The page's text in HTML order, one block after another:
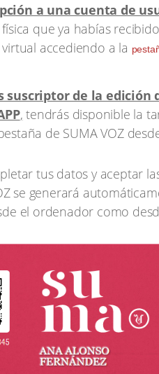
a una cuenta de
que ya habías
accediendo a la
suscriptor de la edición
, tendrás disponible la
de SUMA VOZ
tus datos y aceptar
se generará
el ordenador como